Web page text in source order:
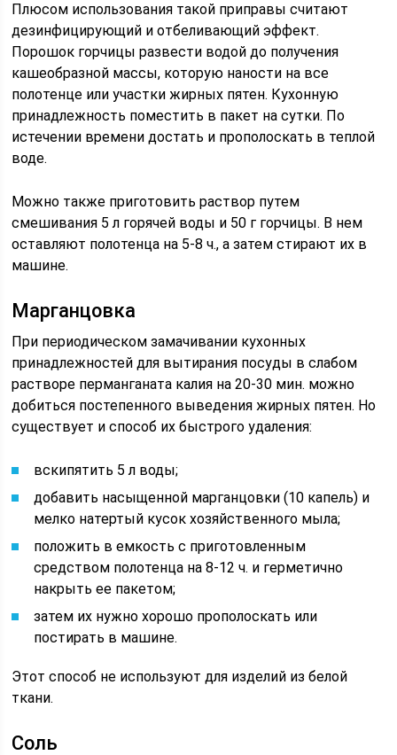
Плюсом использования такой приправы считают
дезинфицирующий и отбеливающий эффект.
Порошок горчицы развести водой до получения
кашеобразной массы, которую наности на все
полотенце или участки жирных пятен. Кухонную
принадлежность поместить в пакет на сутки. По
истечении времени достать и прополоскать в теплой
воде.
Можно также приготовить раствор путем
смешивания 5 л горячей воды и 50 г горчицы. В нем
оставляют полотенца на 5-8 ч., а затем стирают их в
машине.
Марганцовка
При периодическом замачивании кухонных
принадлежностей для вытирания посуды в слабом
растворе перманганата калия на 20-30 мин. можно
добиться постепенного выведения жирных пятен. Но
существует и способ их быстрого удаления:
вскипятить 5 л воды;
добавить насыщенной марганцовки (10 капель) и
мелко натертый кусок хозяйственного мыла;
положить в емкость с приготовленным
средством полотенца на 8-12 ч. и герметично
накрыть ее пакетом;
затем их нужно хорошо прополоскать или
постирать в машине.
Этот способ не используют для изделий из белой
ткани.
Соль